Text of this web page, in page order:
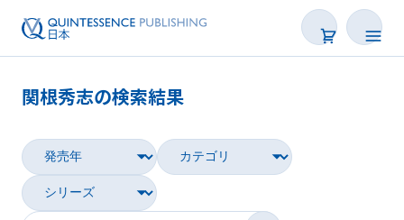
雑誌
映像
関根秀志の検索結果